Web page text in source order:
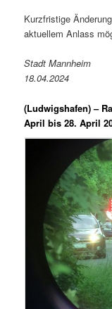
Kurzfristige
aktuellem Anlass
Stadt Mannheim
18.04.2024
(Ludwigshafen) –
April bis 28. April